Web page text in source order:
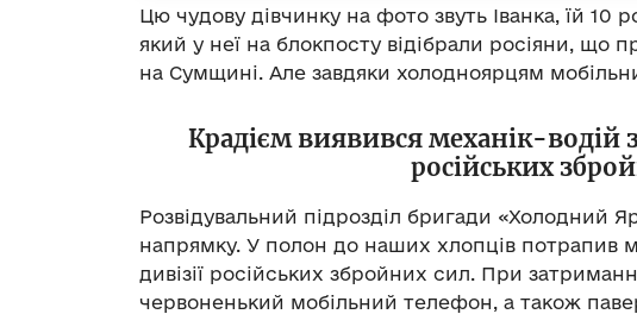
Цю чудову дівчинку на фото звуть Іванка, їй 10
який у неї на блокпосту відібрали росіяни, що
на Сумщині. Але завдяки холодноярцям
Крадієм виявився механік-водій
російських
Розвідувальний підрозділ бригади «Холодний
напрямку. У полон до наших хлопців потрапив
дивізії російських збройних сил. При
червоненький мобільний телефон, а також